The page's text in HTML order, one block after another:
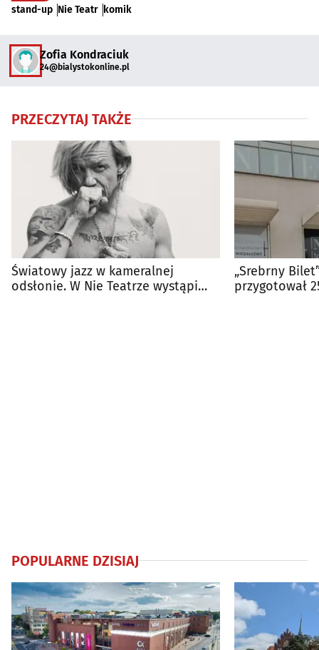
stand-up Nie Teatr komik
Zofia Kondraciuk
24@bialystokonline.pl
PRZECZYTAJ TAKŻE
Światowy jazz w kameralnej
odsłonie. W Nie Teatrze wystąpi
„Srebrny
przygotował
POPULARNE DZISIAJ